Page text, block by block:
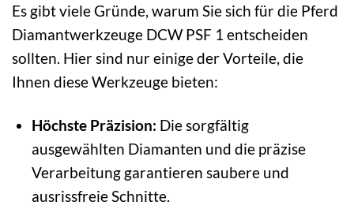
Es gibt viele Gründe, warum Sie sich für die Pferd
Diamantwerkzeuge DCW PSF 1 entscheiden
sollten. Hier sind nur einige der Vorteile, die
Ihnen diese Werkzeuge bieten:
Höchste Präzision: Die sorgfältig
ausgewählten Diamanten und die präzise
Verarbeitung garantieren saubere und
ausrissfreie Schnitte.